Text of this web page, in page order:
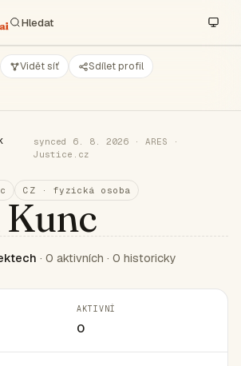
Vidět síť
Sdílet profil
synced 6. 8. 2026 · ARES ·
Justice.cz
CZ · fyzická osoba
· 0 aktivních · 0 historicky
AKTIVNÍ
0